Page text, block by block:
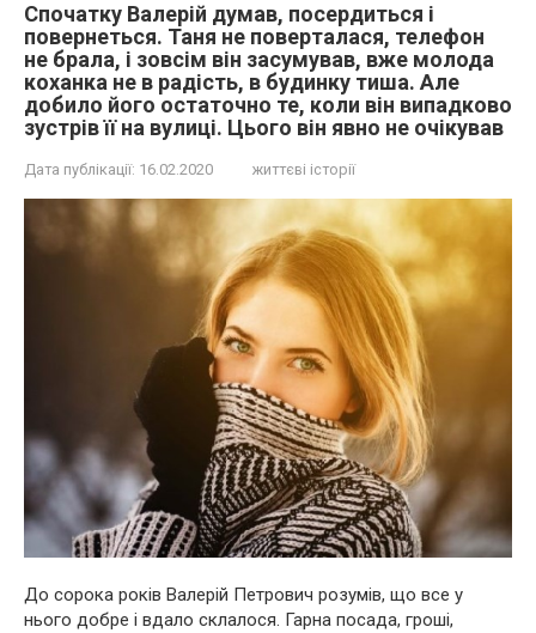
Спочатку Валерій думав, посердиться і
повернеться. Таня не поверталася, телефон
не брала, і зовсім він засумував, вже молода
коханка не в радість, в будинку тиша. Але
добило його остаточно те, коли він випадково
зустрів її на вулиці. Цього він явно не очікував
Дата публікації: 16.02.2020 життєві історії
До сорока років Валерій Петрович розумів, що все у
нього добре і вдало склалося. Гарна посада, гроші,